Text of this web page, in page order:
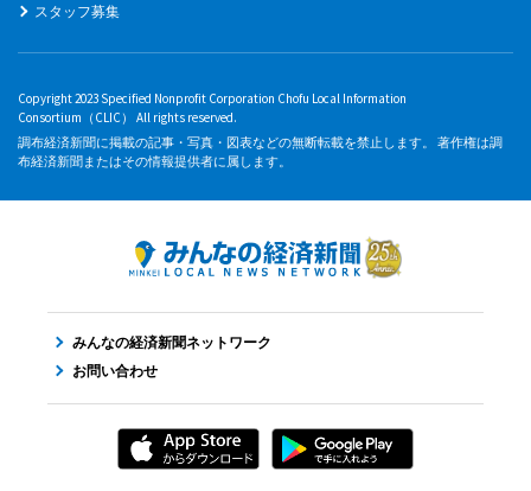
スタッフ募集
Copyright 2023 Specified Nonprofit Corporation Chofu Local Information
Consortium（CLIC） All rights reserved.
調布経済新聞に掲載の記事・写真・図表などの無断転載を禁止します。 著作権は調
布経済新聞またはその情報提供者に属します。
みんなの経済新聞ネットワーク
お問い合わせ